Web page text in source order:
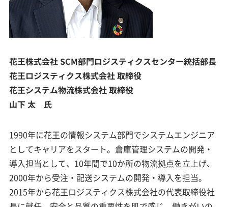
花王株式会社 SCM部門ロジスティクスセンター統括部長
花王ロジスティクス株式会社 取締役
花王システム物流株式会社 取締役
山下 太 氏
1990年に花王の情報システム部門でシステムエンジニア
としてキャリアをスタート。倉庫管理システムの開発・
導入担当として、10年間で10か所の物流拠点を立上げ、
2000年から受注・配送システムの開発・導入を担当。
2015年から花王ロジスティクス株式会社の代表取締役社